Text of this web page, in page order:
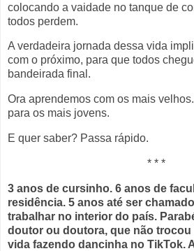
colocando a vaidade no tanque de
todos perdem.
A verdadeira jornada dessa vida
com o próximo, para que todos
bandeirada final.
Ora aprendemos com os mais
para os mais jovens.
E quer saber? Passa rápido.
* * *
3 anos de cursinho. 6 anos de
residência. 5 anos até ser
trabalhar no interior do país.
doutor ou doutora, que não trocou
vida fazendo dancinha no TikTok.